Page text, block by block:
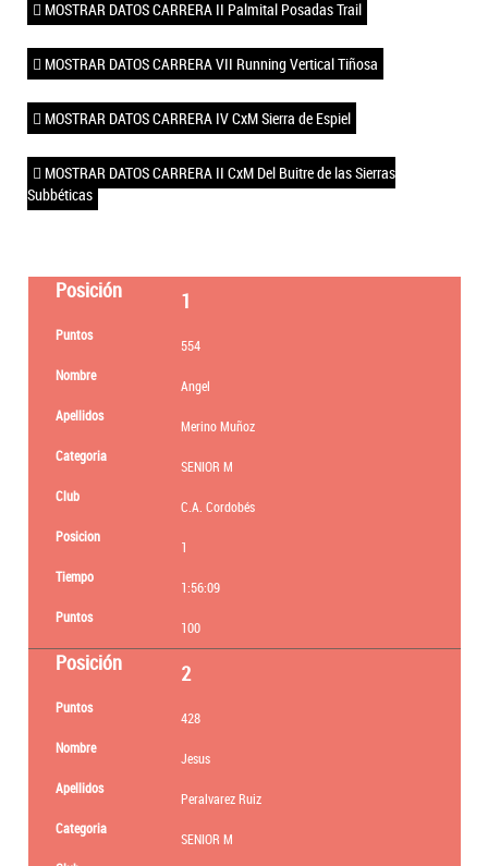
MOSTRAR DATOS CARRERA II Palmital Posadas Trail
MOSTRAR DATOS CARRERA VII Running Vertical Tiñosa
MOSTRAR DATOS CARRERA IV CxM Sierra de Espiel
MOSTRAR DATOS CARRERA II CxM Del Buitre de las Sierras
Subbéticas
1
554
Angel
Merino Muñoz
SENIOR M
C.A. Cordobés
1
1:56:09
100
2
428
Jesus
Peralvarez Ruiz
SENIOR M